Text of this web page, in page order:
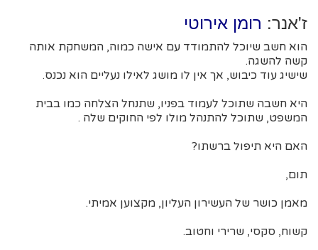
ז'אנר: רומן אירוטי
הוא חשב שיוכל להתמודד עם אישה כמוה, המשחקת אותה
קשה להשגה.
שישיג עוד כיבוש, אך אין לו מושג לאילו נעליים הוא נכנס.
היא חשבה שתוכל לעמוד בפניו, שתנחל הצלחה כמו בבית
המשפט, שתוכל להתנהל מולו לפי החוקים שלה .
האם היא תיפול ברשתו?
תום,
מאמן כושר של העשירון העליון, מקצוען אמיתי.
קשוח, סקסי, שרירי וחטוב.